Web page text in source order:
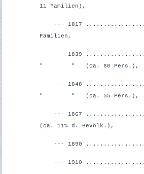
11 Familien),
--- 1817
Familien,
--- 1839
" " (ca. 60 Pers.),
--- 1848
" " (ca. 55 Pers.),
--- 1867
(ca. 11% d. Bevölk.),
--- 1890
--- 1910